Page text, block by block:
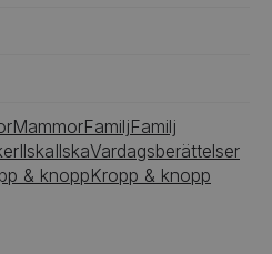
MammorFamiljFamilj
IlskaIlskaVardagsberättelser
& knoppKropp & knopp